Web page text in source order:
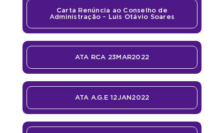
Carta Renúncia ao Conselho de
Administração – Luis Otávio Soares
ATA RCA 23MAR2022
ATA A.G.E 12JAN2022